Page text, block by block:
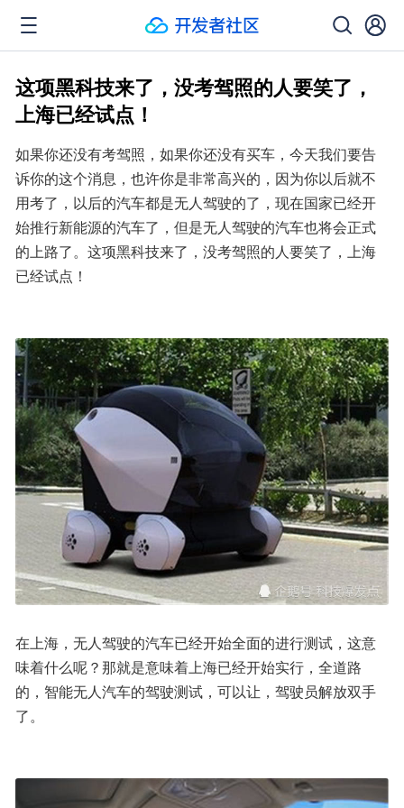
这项黑科技来了，没考驾照的人要笑了，
上海已经试点！
如果你还没有考驾照，如果你还没有买车，今天我们要告
诉你的这个消息，也许你是非常高兴的，因为你以后就不
用考了，以后的汽车都是无人驾驶的了，现在国家已经开
始推行新能源的汽车了，但是无人驾驶的汽车也将会正式
的上路了。这项黑科技来了，没考驾照的人要笑了，上海
已经试点！
在上海，无人驾驶的汽车已经开始全面的进行测试，这意
味着什么呢？那就是意味着上海已经开始实行，全道路
的，智能无人汽车的驾驶测试，可以让，驾驶员解放双手
了。